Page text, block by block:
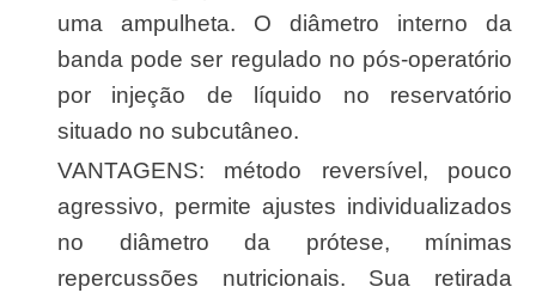
uma ampulheta. O diâmetro interno da
banda pode ser regulado no pós-operatório
por injeção de líquido no reservatório
situado no subcutâneo.
VANTAGENS: método reversível, pouco
agressivo, permite ajustes individualizados
no diâmetro da prótese, mínimas
repercussões nutricionais. Sua retirada